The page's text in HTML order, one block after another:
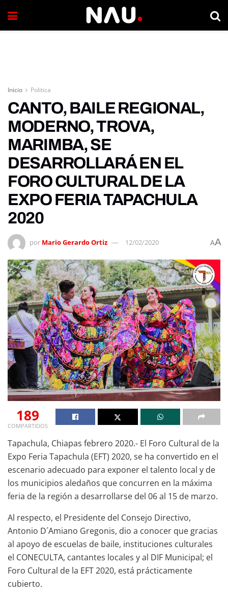
Inicio Politica
CANTO, BAILE REGIONAL,
MODERNO, TROVA,
MARIMBA, SE
DESARROLLARÁ EN EL
FORO CULTURAL DE LA
EXPO FERIA TAPACHULA
2020
por Mario Gerardo Ortiz 12/02/2020 AA
189
COMPARTIDOS
Tapachula, Chiapas febrero 2020.- El Foro Cultural de la
Expo Feria Tapachula (EFT) 2020, se ha convertido en el
escenario adecuado para exponer el talento local y de
los municipios aledaños que concurren en la máxima
feria de la región a desarrollarse del 06 al 15 de marzo.
Al respecto, el Presidente del Consejo Directivo,
Antonio D´Amiano Gregonis, dio a conocer que gracias
al apoyo de escuelas de baile, instituciones culturales
el CONECULTA, cantantes locales y al DIF Municipal; el
Foro Cultural de la EFT 2020, está prácticamente
cubierto.